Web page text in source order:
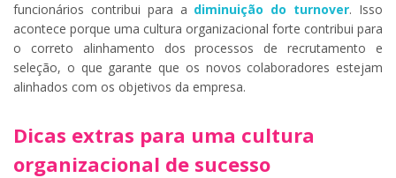
funcionários contribui para a diminuição do turnover. Isso
acontece porque uma cultura organizacional forte contribui para
o correto alinhamento dos processos de recrutamento e
seleção, o que garante que os novos colaboradores estejam
alinhados com os objetivos da empresa.
Dicas extras para uma cultura
organizacional de sucesso